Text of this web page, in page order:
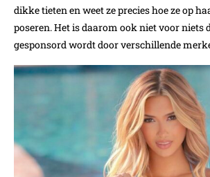
dikke tieten en weet ze precies hoe ze op
poseren. Het is daarom ook niet voor niets
gesponsord wordt door verschillende